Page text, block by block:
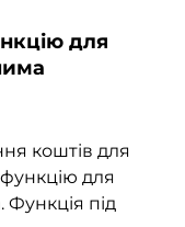
для
коштів для
для
під